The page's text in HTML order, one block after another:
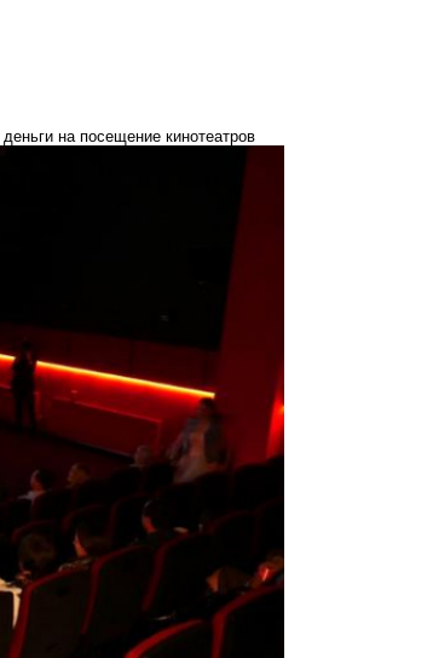
на посещение кинотеатров